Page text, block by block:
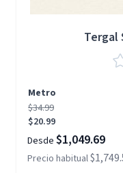
Tergal
Metro
$34.99
$20.99
Desde $1,049.69
Precio habitual